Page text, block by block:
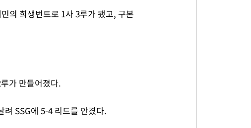
의 희생번트로 1사 3루가 됐고, 구본
가 만들어졌다.
려 SSG에 5-4 리드를 안겼다.